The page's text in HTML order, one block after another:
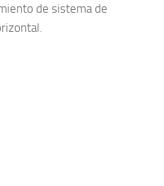
de sistema de